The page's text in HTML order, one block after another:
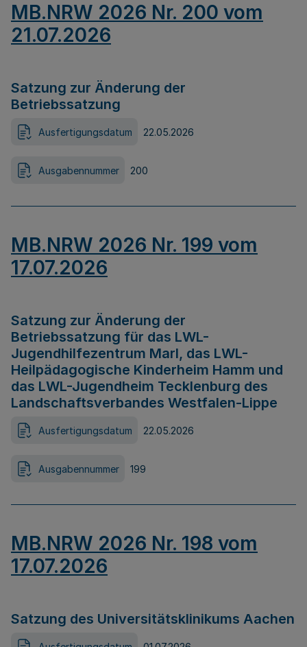
MB.NRW 2026 Nr. 200 vom
21.07.2026
Satzung zur Änderung der
Betriebssatzung
Ausfertigungsdatum 22.05.2026
Ausgabennummer 200
MB.NRW 2026 Nr. 199 vom
17.07.2026
Satzung zur Änderung der
Betriebssatzung für das LWL-
Jugendhilfezentrum Marl, das LWL-
Heilpädagogische Kinderheim Hamm und
das LWL-Jugendheim Tecklenburg des
Landschaftsverbandes Westfalen-Lippe
Ausfertigungsdatum 22.05.2026
Ausgabennummer 199
MB.NRW 2026 Nr. 198 vom
17.07.2026
Satzung des Universitätsklinikums Aachen